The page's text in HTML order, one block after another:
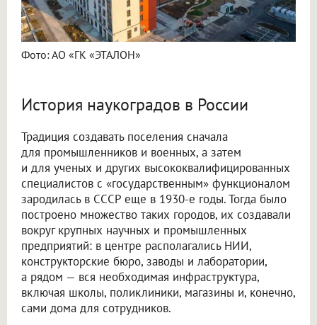
Фото: АО «ГК «ЭТАЛОН»
История наукоградов в России
Традиция создавать поселения сначала
для промышленников и военных, а затем
и для ученых и других высококвалифицированных
специалистов с «государственным» функционалом
зародилась в СССР еще в 1930-е годы. Тогда было
построено множество таких городов, их создавали
вокруг крупных научных и промышленных
предприятий: в центре располагались НИИ,
конструкторские бюро, заводы и лаборатории,
а рядом — вся необходимая инфраструктура,
включая школы, поликлиники, магазины и, конечно,
сами дома для сотрудников.